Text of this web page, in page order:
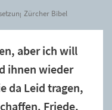
Zürcher Bibel
aber ich will
ihnen wieder
da Leid tragen,
Friede,